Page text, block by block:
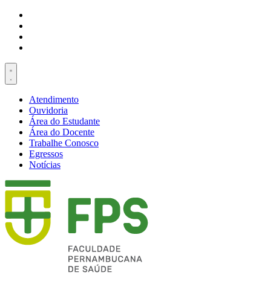
Atendimento
Ouvidoria
Área do Estudante
Área do Docente
Trabalhe Conosco
Egressos
Notícias